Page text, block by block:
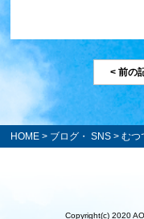
< 前の
HOME > ブログ・ SNS > むつ
Copyright(c) 2020